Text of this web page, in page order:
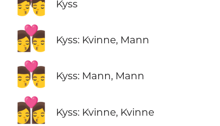
Kyss
👩‍❤️‍💋‍👨 Kyss: Kvinne, Mann
👨‍❤️‍💋‍👨 Kyss: Mann, Mann
👩‍❤️‍💋‍👩 Kyss: Kvinne, Kvinne